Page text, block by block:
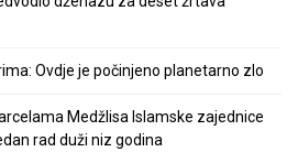
Ovdje je počinjeno planetarno zlo
Medžlisa Islamske zajednice
rad duži niz godina